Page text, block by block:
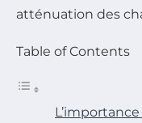
atténuation des
Table of Contents